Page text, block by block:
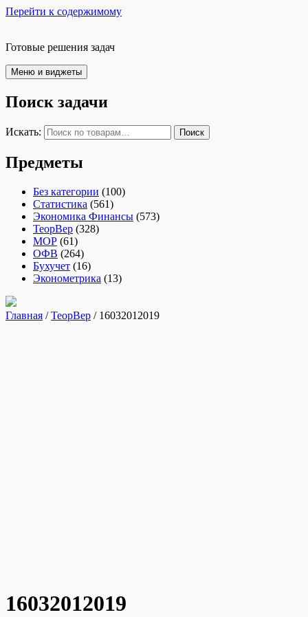
Перейти к содержимому
Готовые решения задач
Меню и виджеты
Поиск задачи
Искать: Поиск
Предметы
Без категории (100)
Статистика (561)
Экономика Финансы (573)
ТеорВер (328)
МОР (61)
ОФВ (264)
Бухучет (16)
Эконометрика (13)
Главная /ТеорВер / 16032012019
16032012019